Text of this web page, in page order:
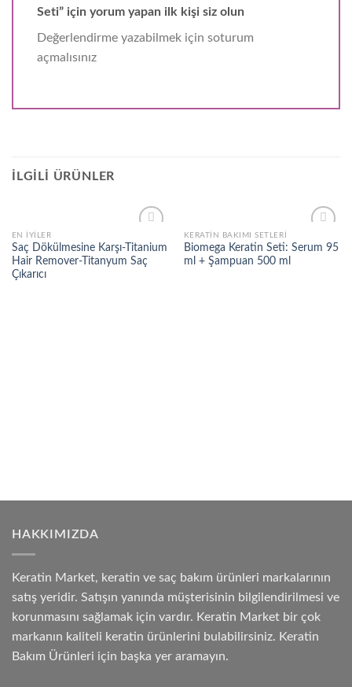
Seti” için yorum yapan ilk kişi siz olun
Değerlendirme yazabilmek için soturum
açmalısınız
İLGILI ÜRÜNLER
Add to
wishlist
EN İYILER
Saç Dökülmesine Karşı-Titanium
Hair Remover-Titanyum Saç
Çıkarıcı
Add to
wishlist
KERATİN BAKIMI SETLERİ
Biomega Keratin Seti: Serum 95
ml + Şampuan 500 ml
HAKKIMIZDA
Keratin Market, keratin ve saç bakım ürünleri markalarının
satış yeridir. Satışın yanında müşterisinin bilgilendirilmesi ve
korunmasını sağlamak için vardır. Keratin Market bir çok
markanın kaliteli keratin ürünlerini bulabilirsiniz. Keratin
Bakım Ürünleri için başka yer aramayın.